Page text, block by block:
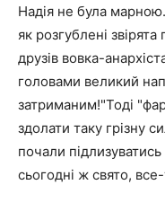
Надія не була
як розгублені
друзів вовка-
головами великий
затриманим!"Тоді
здолати таку грізну
почали
сьогодні ж свято,